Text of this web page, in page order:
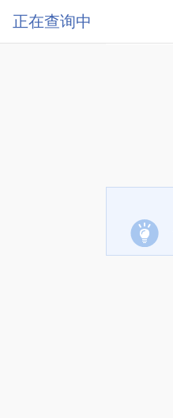
正在查询中